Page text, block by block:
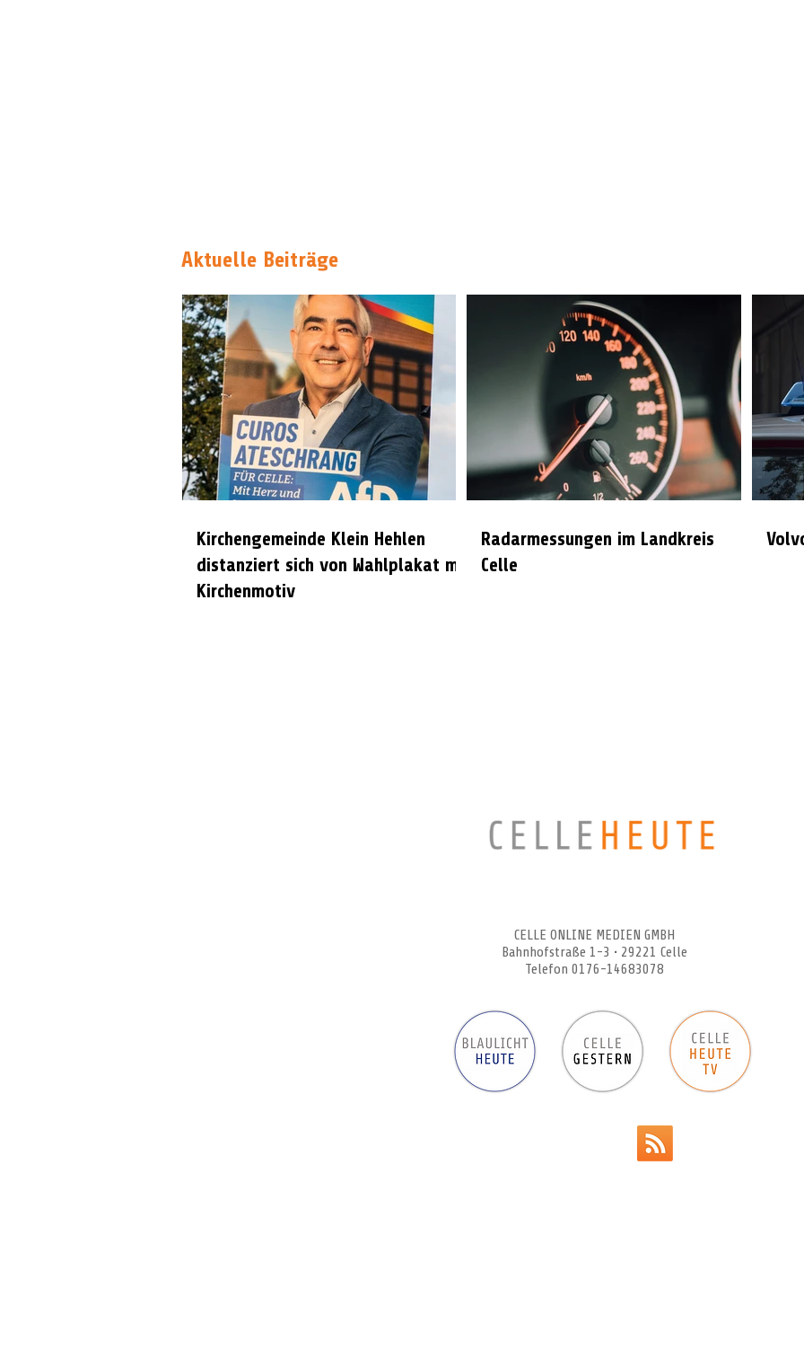
Aktuelle Beiträge
Kirchengemeinde Klein Hehlen
distanziert sich von Wahlplakat mit
Kirchenmotiv
Radarmessungen im Landkreis
Celle
CELLE ONLINE MEDIEN GMBH
Bahnhofstraße 1-3 • 29221 Celle
Telefon 0176-14683078